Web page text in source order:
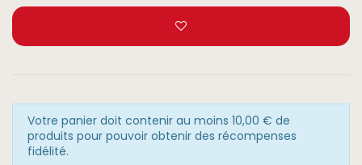
Votre panier doit contenir au moins 10,00 € de
produits pour pouvoir obtenir des récompenses
fidélité.